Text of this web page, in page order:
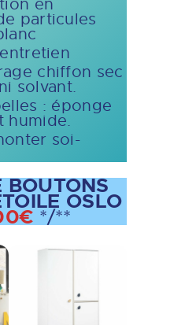
en
particules
chiffon sec
solvant.
: éponge
humide.
soi-
BOUTONS
OSLO
*/**